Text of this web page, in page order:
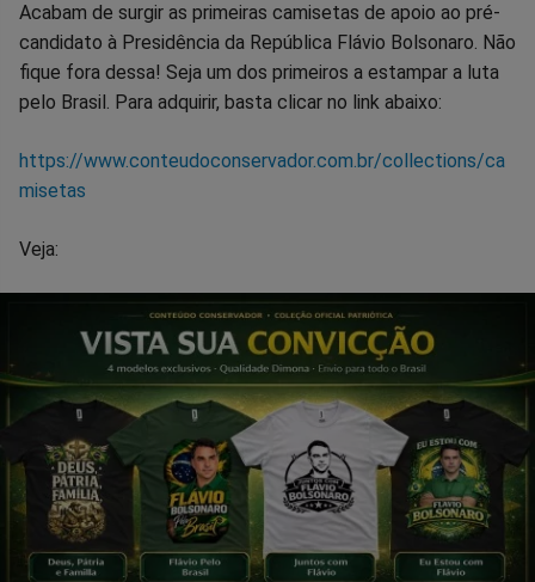
Acabam de surgir as primeiras camisetas de apoio ao pré-
candidato à Presidência da República Flávio Bolsonaro. Não
fique fora dessa! Seja um dos primeiros a estampar a luta
pelo Brasil. Para adquirir, basta clicar no link abaixo:
https://www.conteudoconservador.com.br/collections/ca
misetas
Veja: